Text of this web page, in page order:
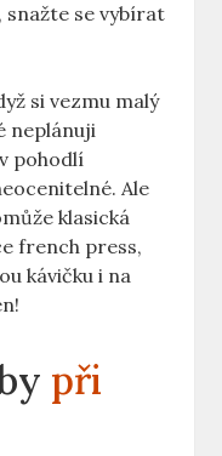
snažte se vybírat
si vezmu malý
neplánuji
pohodlí
Ale
klasická
french press,
kávičku i na
při